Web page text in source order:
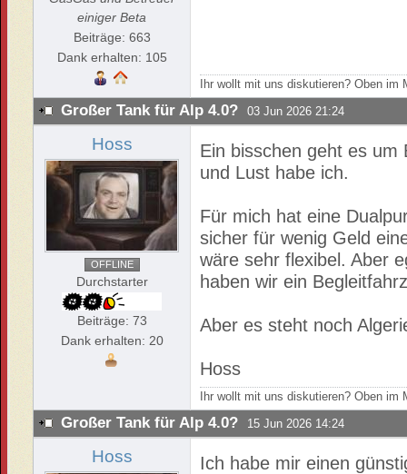
einiger Beta
Beiträge: 663
Dank erhalten: 105
Ihr wollt mit uns diskutieren? Oben
Großer Tank für Alp 4.0? 03 Jun 2026 21:24
Hoss
OFFLINE
Durchstarter
Beiträge: 73
Dank erhalten: 20
Ein bisschen geht es um
und Lust habe ich.
Für mich hat eine
sicher für wenig Geld
wäre sehr flexibel. Aber
haben wir ein
Aber es steht noch
Hoss
Ihr wollt mit uns diskutieren? Oben
Großer Tank für Alp 4.0? 15 Jun 2026 14:24
Hoss
Ich habe mir einen